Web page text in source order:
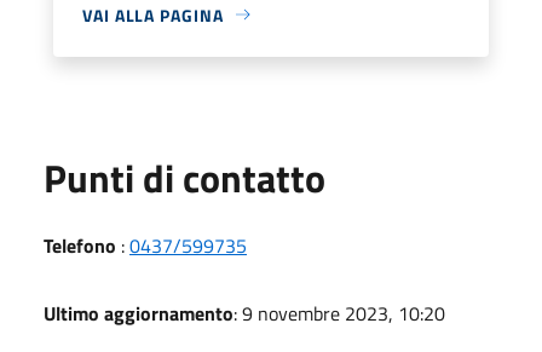
VAI ALLA PAGINA
Punti di contatto
Telefono :0437/599735
Ultimo aggiornamento: 9 novembre 2023, 10:20